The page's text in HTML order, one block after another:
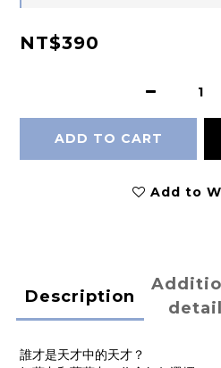
NT$390
ADD TO CART
Add to
Description
誰才是天才中的天才？